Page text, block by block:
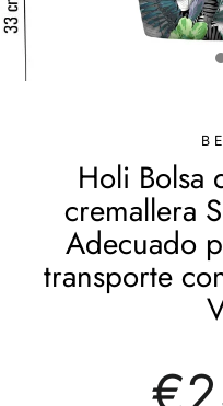
Holi Bolsa
cremallera
Adecuado
transporte
regular